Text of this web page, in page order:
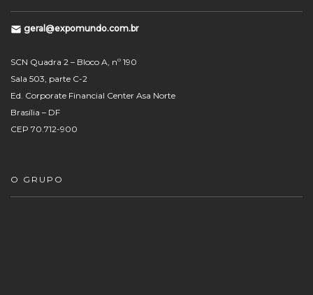
geral@expomundo.com.br
SCN Quadra 2 – Bloco A, nº 190
Sala 503, parte C-2
Ed. Corporate Financial Center Asa Norte
Brasília – DF
CEP 70.712-900
O GRUPO